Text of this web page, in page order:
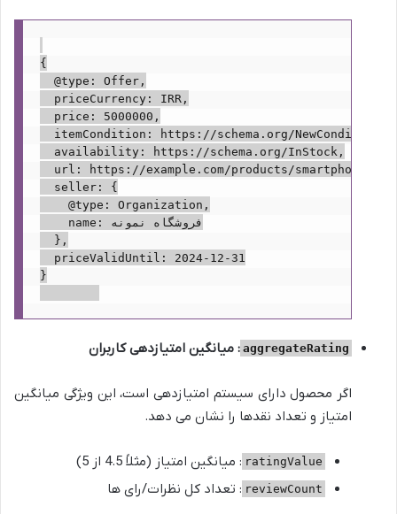
{
  @type: Offer,
  priceCurrency: IRR,
  price: 5000000,
  itemCondition: https://schema.org/NewCondition,
  availability: https://schema.org/InStock,
  url: https://example.com/products/smartphone-x,
  seller: {
    @type: Organization,
    name: فروشگاه نمونه
  },
  priceValidUntil: 2024-12-31
}
aggregateRating : میانگین امتیازدهی کاربران
اگر محصول دارای سیستم امتیازدهی است، این ویژگی میانگین
امتیاز و تعداد نقدها را نشان می دهد.
ratingValue : میانگین امتیاز (مثلاً 4.5 از 5)
reviewCount : تعداد کل نظرات/رای ها